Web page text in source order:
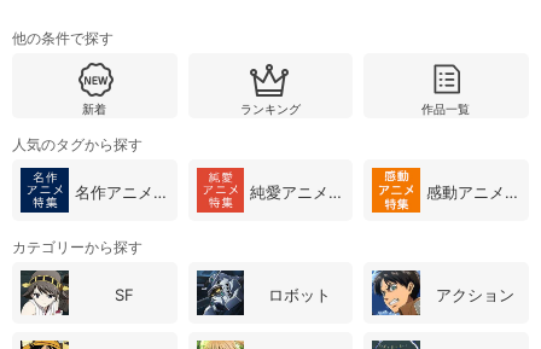
購入明細
Myクーポン
レンタル、購入、定額見放題の購入履歴の
お気に入り
お気に入りに登録した作品を確認できま
す。お気に入りに追加した作品の削除も可
他の条件で探す
新着 ランキング 作品一覧
人気のタグから探す
名作アニメ特集 純愛アニメ特集 感動アニメ特集
カテゴリーから探す
SF ロボット アクション